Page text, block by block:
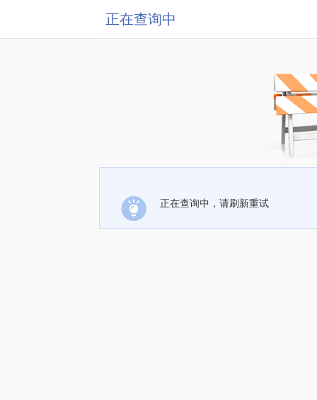
正在查询中
正在查询中，请刷新重试